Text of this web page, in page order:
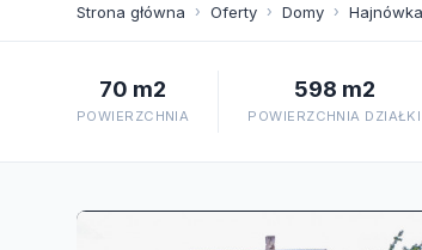
Strona główna › Oferty › Domy › Hajnówka
70 m2
POWIERZCHNIA
598 m2
POWIERZCHNIA DZIAŁKI